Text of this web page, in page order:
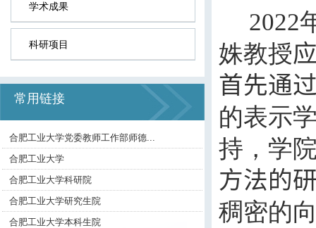
学术成果
科研项目
常用链接
合肥工业大学党委教师工作部师德...
合肥工业大学
合肥工业大学科研院
合肥工业大学研究生院
合肥工业大学本科生院
2022
姝教授
首先通
的表示
持，学
方法的
稠密的